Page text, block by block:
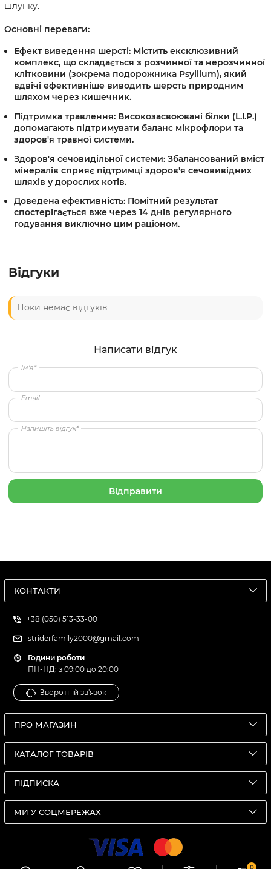
шлунку.
Основні переваги:
Ефект виведення шерсті: Містить ексклюзивний
комплекс, що складається з розчинної та нерозчинної
клітковини (зокрема подорожника Psyllium), який
вдвічі ефективніше виводить шерсть природним
шляхом через кишечник.
Підтримка травлення: Високозасвоювані білки (L.I.P.)
допомагають підтримувати баланс мікрофлори та
здоров'я травної системи.
Здоров'я сечовидільної системи: Збалансований вміст
мінералів сприяє підтримці здоров'я сечовивідних
шляхів у дорослих котів.
Доведена ефективність: Помітний результат
спостерігається вже через 14 днів регулярного
годування виключно цим раціоном.
Відгуки
Поки немає відгуків
Написати відгук
Ім'я*
Email
Напишіть відгук*
КОНТАКТИ
+38 (050) 513-33-00
striderfamily2000@gmail.com
Години роботи
ПН-НД: з 09:00 до 20:00
Зворотній зв'язок
ПРО МАГАЗИН
КАТАЛОГ ТОВАРІВ
ПІДПИСКА
МИ У СОЦМЕРЕЖАХ